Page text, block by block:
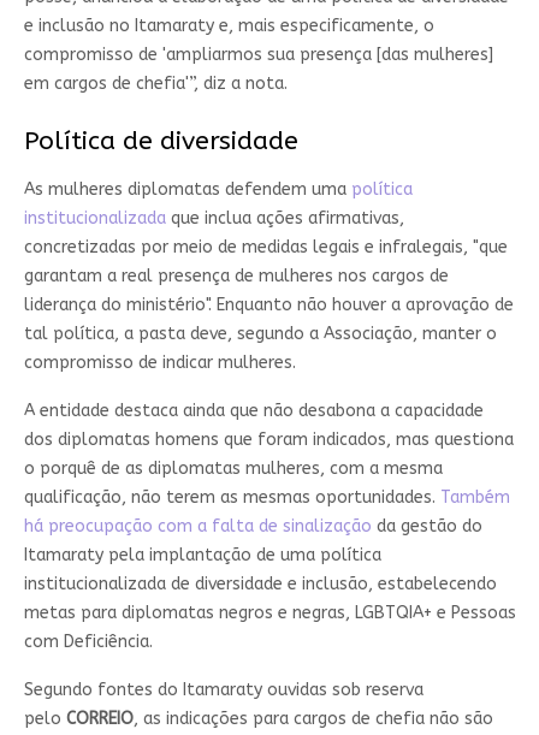
e inclusão no Itamaraty e, mais especificamente, o
compromisso de 'ampliarmos sua presença [das mulheres]
em cargos de chefia'”, diz a nota.
Política de diversidade
As mulheres diplomatas defendem uma política
institucionalizadaque inclua ações afirmativas,
concretizadas por meio de medidas legais e infralegais, "que
garantam a real presença de mulheres nos cargos de
liderança do ministério". Enquanto não houver a aprovação de
tal política, a pasta deve, segundo a Associação, manter o
compromisso de indicar mulheres.
A entidade destaca ainda que não desabona a capacidade
dos diplomatas homens que foram indicados, mas questiona
o porquê de as diplomatas mulheres, com a mesma
qualificação, não terem as mesmas oportunidades. Também
há preocupação com a falta de sinalização da gestão do
Itamaraty pela implantação de uma política
institucionalizada de diversidade e inclusão, estabelecendo
metas para diplomatas negros e negras, LGBTQIA+ e Pessoas
com Deficiência.
Segundo fontes do Itamaraty ouvidas sob reserva
pelo CORREIO, as indicações para cargos de chefia não são